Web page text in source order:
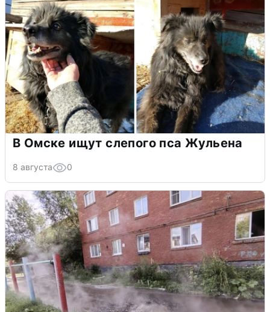
В Омске ищут слепого пса Жульена
8 августа 0